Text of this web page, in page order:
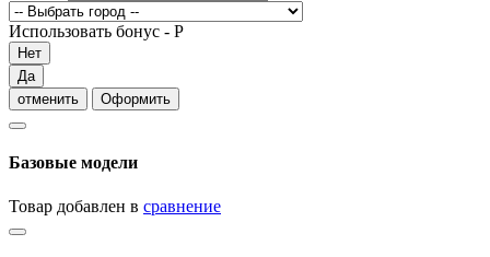
Использовать бонус - Р
Нет
Да
отменить
Оформить
Базовые модели
Товар добавлен в сравнение